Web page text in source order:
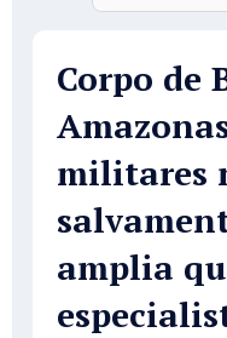
Corpo de
militares
amplia